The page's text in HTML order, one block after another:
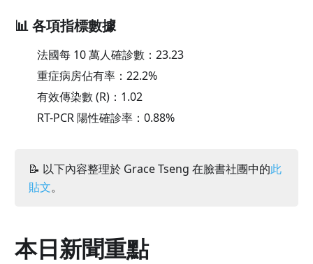
📊 各項指標數據
法國每 10 萬人確診數： 23.23
重症病房佔有率： 22.2%
有效傳染數 (R)： 1.02
RT-PCR 陽性確診率： 0.88%
📝 以下內容整理於 Grace Tseng 在臉書社團中的此
貼文。
本日新聞重點